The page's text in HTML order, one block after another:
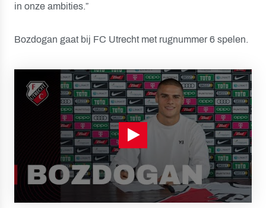
in onze ambities.”
Bozdogan gaat bij FC Utrecht met rugnummer 6 spelen.